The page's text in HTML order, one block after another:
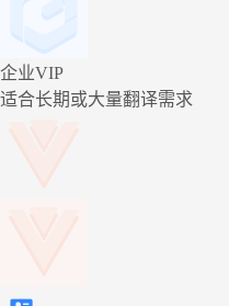
企业VIP
适合长期或大量翻译需求